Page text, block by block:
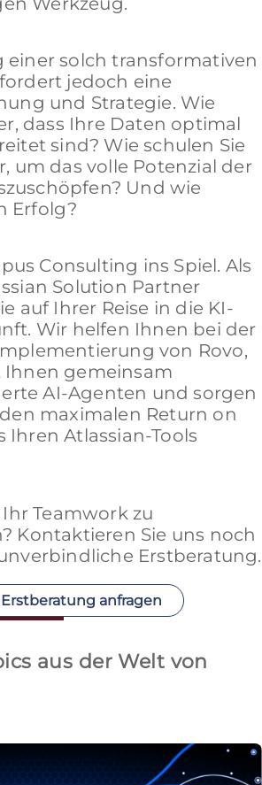
einer solch transformativen
jedoch eine
und Strategie. Wie
dass Ihre Daten optimal
sind? Wie schulen Sie
um das volle Potenzial der
Und wie
Erfolg?
Consulting ins Spiel. Als
Solution Partner
auf Ihrer Reise in die KI-
Wir helfen Ihnen bei der
von Rovo,
gemeinsam
AI-Agenten und sorgen
maximalen Return on
Ihren Atlassian-Tools
Teamwork zu
Kontaktieren Sie uns noch
Erstberatung.
anfragen
aus der Welt von